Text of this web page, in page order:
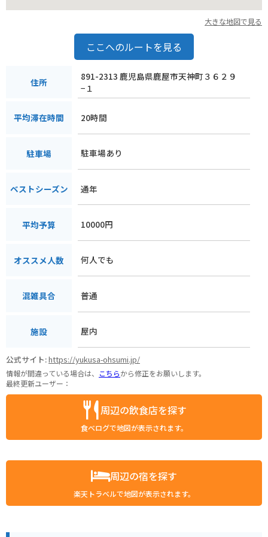
大きな地図で見る
ここへのルートを見る
住所
891-2313 鹿児島県鹿屋市天神町３６２９
−１
平均滞在時間 20時間
駐車場 駐車場あり
ベストシーズン 通年
平均予算 10000円
オススメ人数 何人でも
混雑具合 普通
施設 屋内
公式サイト:https://yukusa-ohsumi.jp/
情報が間違っている場合は、 こちらから修正をお願いします。
最終更新ユーザー：
周辺の飲食店を探す
食べログで地図が表示されます。
周辺の宿を探す
楽天トラベルで地図が表示されます。